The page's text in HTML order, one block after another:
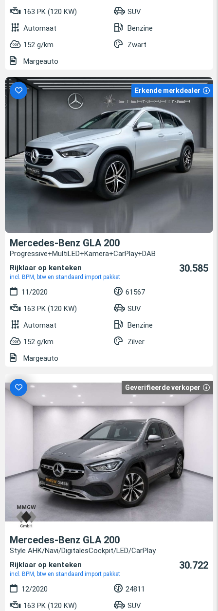
163 PK (120 KW)
SUV
Automaat
Benzine
152 g/km
Zwart
Margeauto
Erkende merkdealer
Mercedes-Benz GLA 200
Progressive+MultiLED+Kamera+CarPlay+DAB
Rijklaar op kenteken
incl. BPM, btw en standaard import pakket
30.585
11/2020
61567
163 PK (120 KW)
SUV
Automaat
Benzine
152 g/km
Zilver
Margeauto
Geverifieerde verkoper
Mercedes-Benz GLA 200
Style AHK/Navi/DigitalesCockpit/LED/CarPlay
Rijklaar op kenteken
incl. BPM, btw en standaard import pakket
30.722
12/2020
24811
163 PK (120 KW)
SUV